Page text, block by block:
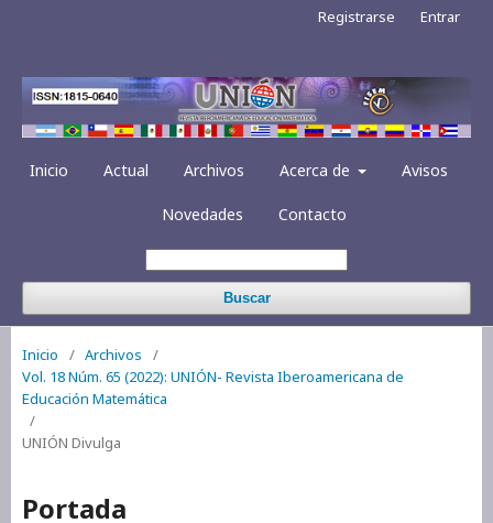
Inicio Actual Archivos Acerca de Avisos
Novedades Contacto
Buscar
Registrarse Entrar
Inicio / Archivos
/
Vol. 18 Núm. 65 (2022): UNIÓN- Revista Iberoamericana de
Educación Matemática
/
UNIÓN Divulga
Portada